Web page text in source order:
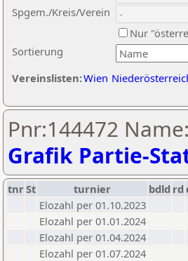
Sortierung
Spgem./Kreis/Verein
Nur
Vereinslisten:Wien
Pnr:144472
Grafik Partie-
tnrSt turnier bdld rd
Elozahl per 01.10.2023
Elozahl per 01.01.2024
Elozahl per 01.04.2024
Elozahl per 01.07.2024